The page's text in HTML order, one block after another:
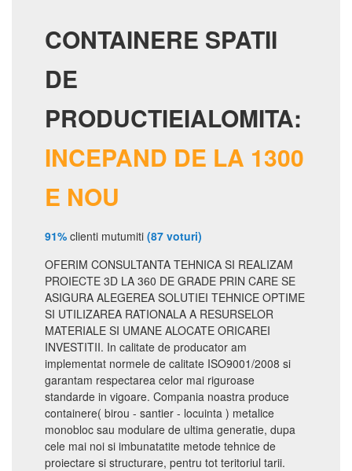
CONTAINERE SPATII
DE
PRODUCTIEIALOMITA:
INCEPAND DE LA 1300
E NOU
91% clienti mutumiti (87 voturi)
OFERIM CONSULTANTA TEHNICA SI REALIZAM
PROIECTE 3D LA 360 DE GRADE PRIN CARE SE
ASIGURA ALEGEREA SOLUTIEI TEHNICE OPTIME
SI UTILIZAREA RATIONALA A RESURSELOR
MATERIALE SI UMANE ALOCATE ORICAREI
INVESTITII. In calitate de producator am
implementat normele de calitate ISO9001/2008 si
garantam respectarea celor mai riguroase
standarde in vigoare. Compania noastra produce
containere( birou - santier - locuinta ) metalice
monobloc sau modulare de ultima generatie, dupa
cele mai noi si imbunatatite metode tehnice de
proiectare si structurare, pentru tot teritoriul tarii.